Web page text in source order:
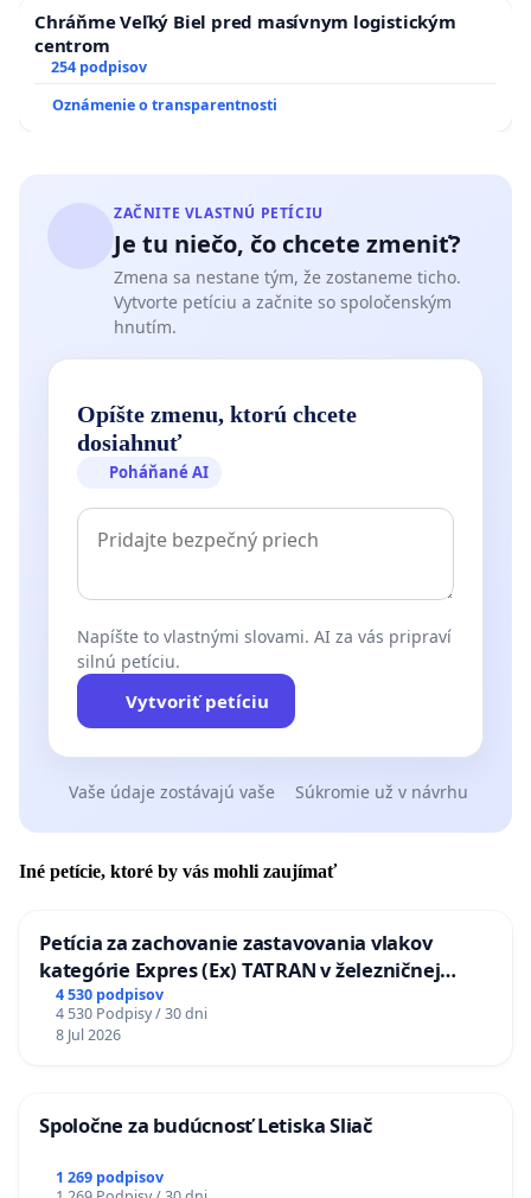
Chráňme Veľký Biel pred masívnym logistickým
centrom
254 podpisov
Oznámenie o transparentnosti
ZAČNITE VLASTNÚ PETÍCIU
Je tu niečo, čo chcete zmeniť?
Zmena sa nestane tým, že zostaneme ticho.
Vytvorte petíciu a začnite so spoločenským
hnutím.
Opíšte zmenu, ktorú chcete
dosiahnuť
Poháňané AI
Napíšte to vlastnými slovami. AI za vás pripraví
silnú petíciu.
Vytvoriť petíciu
Vaše údaje zostávajú vaše Súkromie už v návrhu
Iné petície, ktoré by vás mohli zaujímať
Petícia za zachovanie zastavovania vlakov
kategórie Expres (Ex) TATRAN v železničnej
stanici Púchov
4 530 podpisov
4 530 Podpisy / 30 dni
8 Jul 2026
Spoločne za budúcnosť Letiska Sliač
1 269 podpisov